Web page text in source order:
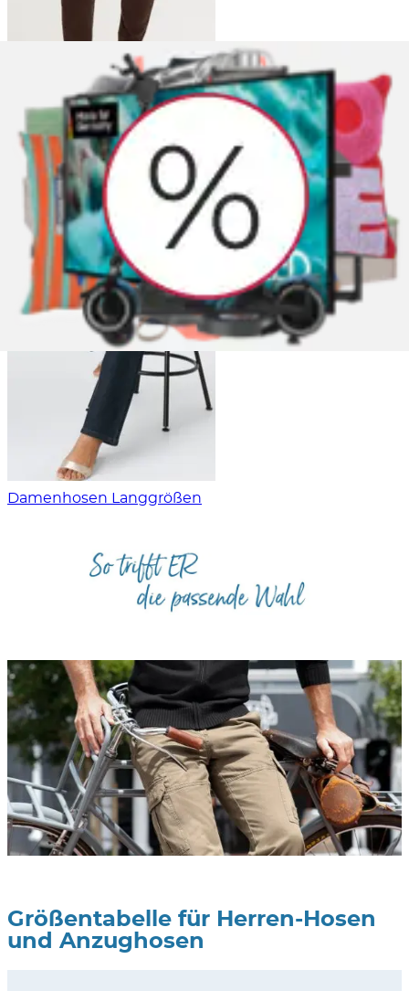
Damenhosen Kurzgrößen
Damenhosen Langgrößen
Größentabelle für Herren-Hosen
und Anzughosen